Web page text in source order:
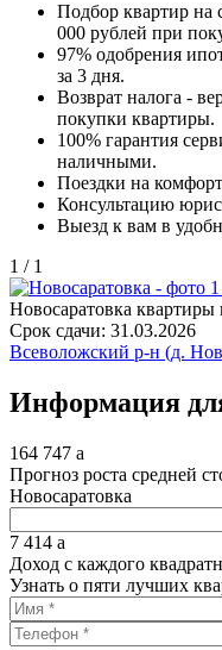
Подбор квартир на
000 рублей при
97% одобрения
за 3 дня.
Возврат налога -
покупки квартиры.
100% гарантия
наличными.
Поездки на
Консультацию
Выезд к вам в
1 / 1
Новосаратовка
Срок сдачи: 31.03.2026
Всеволожский р-н (д.
Информация
164 747 a
Прогноз роста средней
Новосаратовка
7 414 a
Доход с каждого
Узнать о пяти лучших